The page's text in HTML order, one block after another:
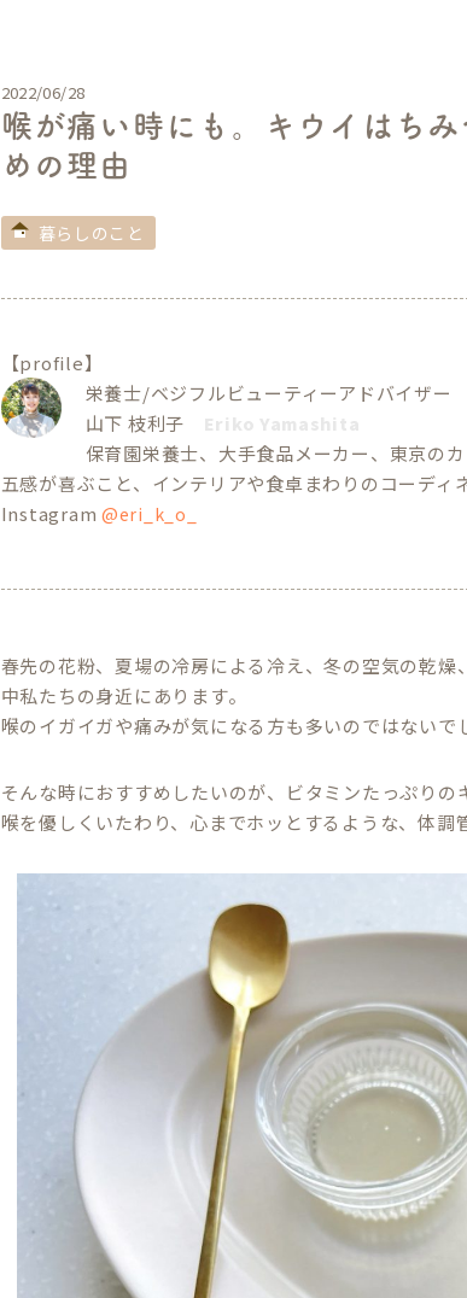
2022/06/28
喉が痛い時にも。キウイはち
めの理由
暮らしのこと
【profile】
栄養士/ベジフルビューティーアドバイザー
山下 枝利子
保育園栄養士、大手食品メーカー、東京の
五感が喜ぶこと、インテリアや食卓まわりのコーディ
Instagram @eri_k_o_
春先の花粉、夏場の冷房による冷え、冬の空気の乾
中私たちの身近にあります。
喉のイガイガや痛みが気になる方も多いのではないで
そんな時におすすめしたいのが、ビタミンたっぷりの
喉を優しくいたわり、心までホッとするような、体調